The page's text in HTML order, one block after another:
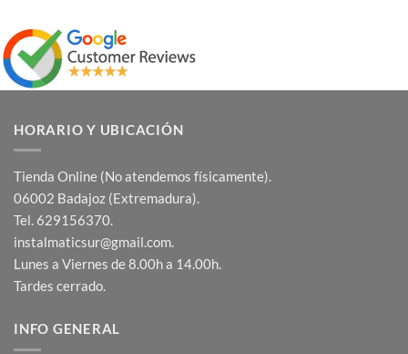
HORARIO Y UBICACIÓN
Tienda Online (No atendemos físicamente).
06002 Badajoz (Extremadura).
Tel. 629156370.
instalmaticsur@gmail.com.
Lunes a Viernes de 8.00h a 14.00h.
Tardes cerrado.
INFO GENERAL